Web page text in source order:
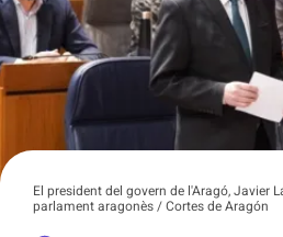
El president del govern de l'Aragó, Javier
parlament aragonès / Cortes de Aragón